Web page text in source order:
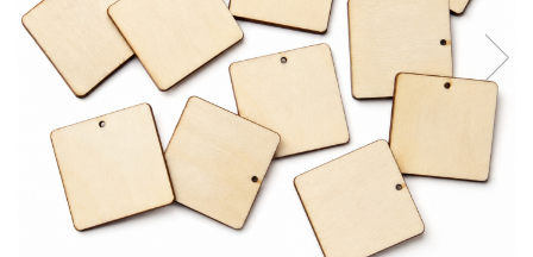
Mijloace de transport
Seturi figurine diverse
Forme vintage
Ornamente si scrapbooking
Scrapbooking
Placute
Rame foto